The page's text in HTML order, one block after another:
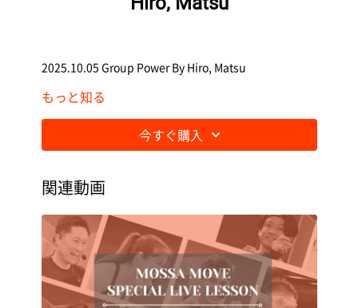
2025.10.05 Group Power By Hiro, Matsu
もっと知る
今すぐ購入
関連動画